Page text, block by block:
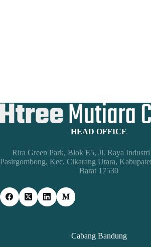
HEAD OFFICE
Rira Green Park, Blok E5, Jl. Raya Industri
Pasirgombong, Kec. Cikarang Utara,
Barat 17530
Cabang Bandung